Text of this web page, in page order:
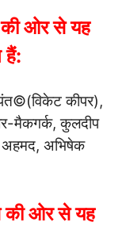
की ओर से यह
हैं:
पंत©(विकेट कीपर),
मैकगर्क, कुलदीप
अहमद, अभिषेक
की ओर से यह